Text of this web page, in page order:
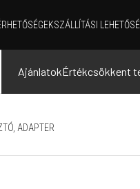
SZÁLLÍTÁSI
AjánlatokÉrtékcsökkent
ADAPTER